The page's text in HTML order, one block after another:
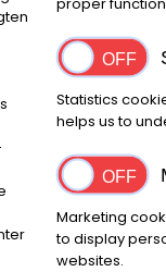
Statistics
helps us to
Marketing
to display
websites.